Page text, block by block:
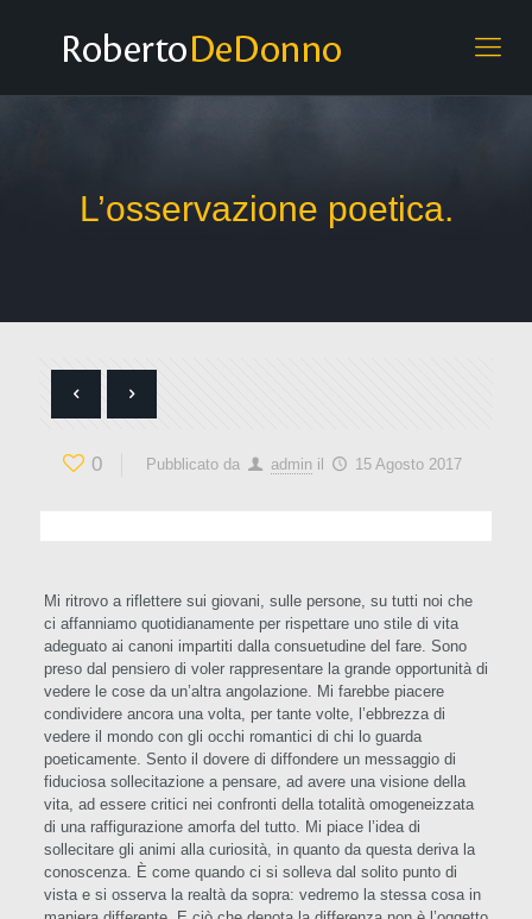
L’osservazione poetica.
0 Pubblicato da admin il 15 Agosto 2017
Mi ritrovo a riflettere sui giovani, sulle persone, su tutti noi che
ci affanniamo quotidianamente per rispettare uno stile di vita
adeguato ai canoni impartiti dalla consuetudine del fare. Sono
preso dal pensiero di voler rappresentare la grande opportunità di
vedere le cose da un’altra angolazione. Mi farebbe piacere
condividere ancora una volta, per tante volte, l’ebbrezza di
vedere il mondo con gli occhi romantici di chi lo guarda
poeticamente. Sento il dovere di diffondere un messaggio di
fiduciosa sollecitazione a pensare, ad avere una visione della
vita, ad essere critici nei confronti della totalità omogeneizzata
di una raffigurazione amorfa del tutto. Mi piace l’idea di
sollecitare gli animi alla curiosità, in quanto da questa deriva la
conoscenza. È come quando ci si solleva dal solito punto di
vista e si osserva la realtà da sopra: vedremo la stessa cosa in